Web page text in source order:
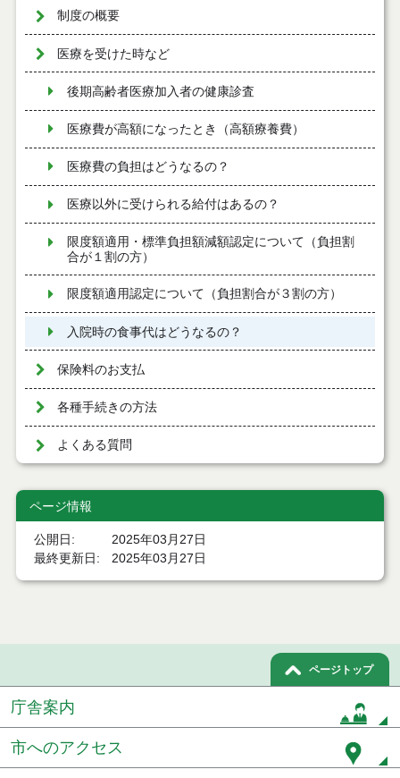
制度の概要
医療を受けた時など
後期高齢者医療加入者の健康診査
医療費が高額になったとき（高額療養費）
医療費の負担はどうなるの？
医療以外に受けられる給付はあるの？
限度額適用・標準負担額減額認定について（負担割
合が１割の方）
限度額適用認定について（負担割合が３割の方）
入院時の食事代はどうなるの？
保険料のお支払
各種手続きの方法
よくある質問
ページ情報
公開日
2025年03月27日
最終更新日
2025年03月27日
ページトップ
庁舎案内
市へのアクセス